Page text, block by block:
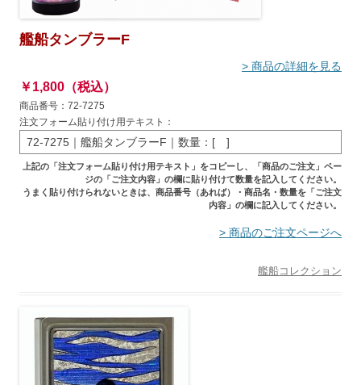
艦船タンブラーF
> 商品の詳細を見る
￥1,800（税込）
商品番号：72-7275
注文フォーム貼り付け用テキスト：
72-7275｜艦船タンブラーF｜数量：[ ]
上記の「注文フォーム貼り付け用テキスト」をコピーし、「商品のご注文」ペー
ジの「ご注文内容」の欄に貼り付けて数量を記入してください。
うまく貼り付けられないときは、商品番号（あれば）・商品名・数量を「ご注文
内容」の欄に記入してください。
> 商品のご注文ページへ
艦船コレクション